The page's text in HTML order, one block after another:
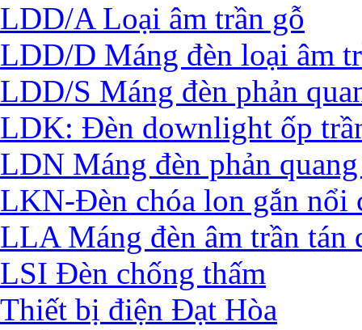
LDD/A Loại âm trần gỗ
LDD/D Máng đèn loại âm
LDD/S Máng đèn phản
LDK: Đèn downlight ốp
LDN Máng đèn phản
LKN-Đèn chóa lon gắn nổi
LLA Máng đèn âm trần tán
LSI Đèn chống thấm
Thiết bị điện Đạt Hòa